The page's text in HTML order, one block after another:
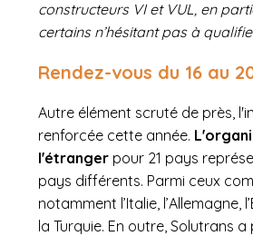
constructeurs VI et VUL, en
certains n’hésitant pas à
Rendez-vous du 16 au
Autre élément scruté de près,
renforcée cette année.
l'étranger pour 21 pays
pays différents. Parmi ceux
notamment l’Italie, l’Allemagne,
la Turquie. En outre, Solutrans